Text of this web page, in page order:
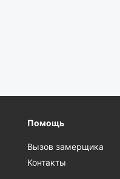
Помощь
Вызов замерщика
Контакты